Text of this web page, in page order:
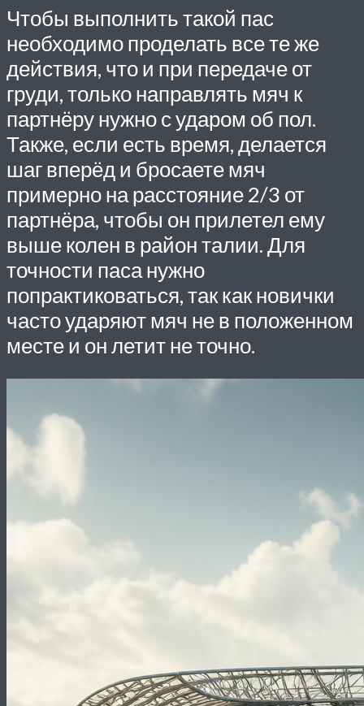
Чтобы выполнить такой пас
необходимо проделать все те же
действия, что и при передаче от
груди, только направлять мяч к
партнёру нужно с ударом об пол.
Также, если есть время, делается
шаг вперёд и бросаете мяч
примерно на расстояние 2/3 от
партнёра, чтобы он прилетел ему
выше колен в район талии. Для
точности паса нужно
попрактиковаться, так как новички
часто ударяют мяч не в положенном
месте и он летит не точно.